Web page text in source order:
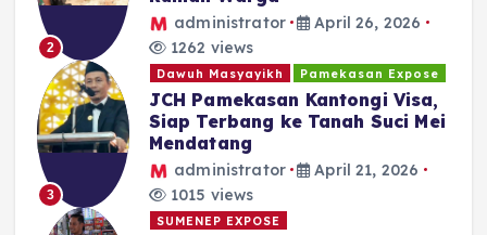
2
administrator
April 26, 2026
1262 views
3
Dawuh Masyayikh Pamekasan Expose
JCH Pamekasan Kantongi Visa,
Siap Terbang ke Tanah Suci Mei
Mendatang
administrator
April 21, 2026
1015 views
SUMENEP EXPOSE